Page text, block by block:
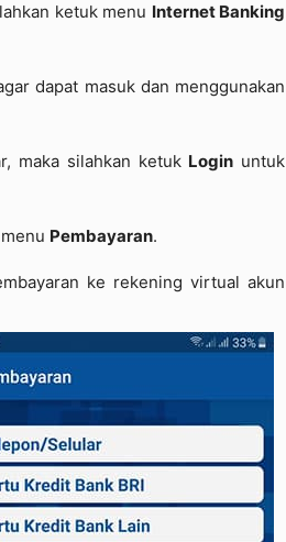
ketuk menu Internet Banking
dapat masuk dan menggunakan
maka silahkan ketuk Login untuk
Pembayaran.
ke rekening virtual akun